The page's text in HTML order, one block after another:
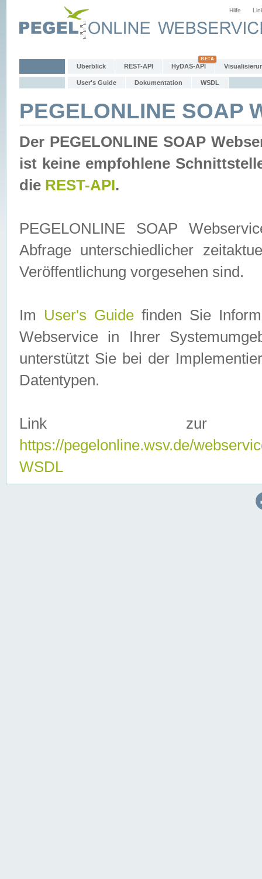
Hilfe
Überblick REST-API HyDAS-API
User's Guide Dokumentation WSDL
PEGELONLINE SOAP
Der PEGELONLINE SOAP
ist keine empfohlene
die REST-API.
PEGELONLINE SOAP
Abfrage unterschiedlicher
Veröffentlichung vorgesehen sind.
Im User's Guidefinden Sie
Webservice in Ihrer
unterstützt Sie bei der
Datentypen.
Link zur
https://pegelonline.wsv.de/
WSDL